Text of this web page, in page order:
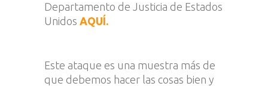
Departamento de Justicia de Estados
Unidos AQUÍ.
Este ataque es una muestra más de
que debemos hacer las cosas bien y